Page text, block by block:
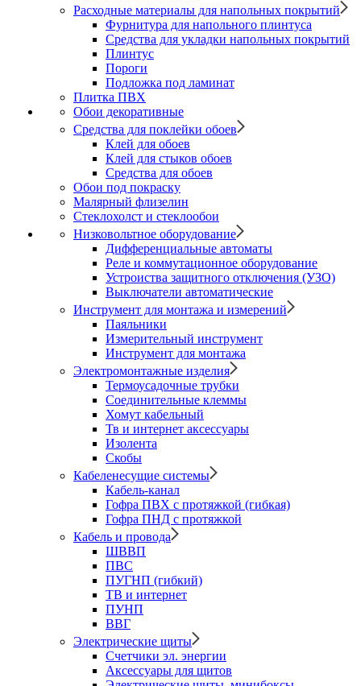
Расходные материалы для напольных покрытий
Фурнитура для напольного плинтуса
Средства для укладки напольных покрытий
Плинтус
Пороги
Подложка под ламинат
Плитка ПВХ
Обои декоративные
Средства для поклейки обоев
Клей для обоев
Клей для стыков обоев
Средства для обоев
Обои под покраску
Малярный флизелин
Стеклохолст и стеклообои
Низковольтное оборудование
Дифференциальные автоматы
Реле и коммутационное оборудование
Устроиства защитного отключения (УЗО)
Выключатели автоматические
Инструмент для монтажа и измерений
Паяльники
Измерительный инструмент
Инструмент для монтажа
Электромонтажные изделия
Термоусадочные трубки
Соединительные клеммы
Хомут кабельный
Тв и интернет аксессуары
Изолента
Скобы
Кабеленесущие системы
Кабель-канал
Гофра ПВХ с протяжкой (гибкая)
Гофра ПНД с протяжкой
Кабель и провода
ШВВП
ПВС
ПУГНП (гибкий)
ТВ и интернет
ПУНП
ВВГ
Электрические щиты
Счетчики эл. энергии
Аксессуары для щитов